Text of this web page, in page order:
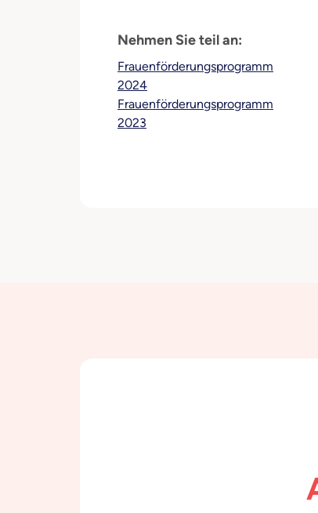
Nehmen Sie teil an:
Frauenförderungsprogramm
2024
Frauenförderungsprogramm
2023